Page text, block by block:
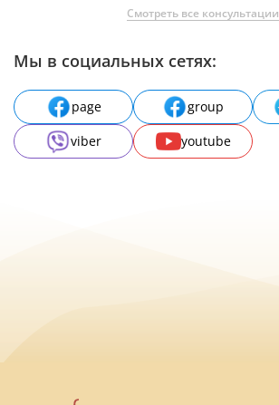
Смотреть все консультации
Мы в социальных сетях:
page group
viber
youtube